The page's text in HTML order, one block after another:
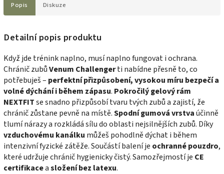
Popis Diskuze
Detailní popis produktu
Když jde trénink naplno, musí naplno fungovat i ochrana.
Chránič zubůVenum Challengerti nabídne přesně to, co
potřebuješ – perfektní přizpůsobení, vysokou míru bezpečí a
volné dýchání i během zápasu. Pokročilý gelový rám
NEXTFITse snadno přizpůsobí tvaru tvých zubů a zajistí, že
chránič zůstane pevně na místě.Spodní gumová vrstvaúčinně
tlumí nárazy a rozkládá sílu do oblasti nejsilnějších zubů. Díky
vzduchovému kanálku můžeš pohodlně dýchat i během
intenzivní fyzické zátěže. Součástí balení je ochranné pouzdro,
které udržuje chránič hygienicky čistý. Samozřejmostí je CE
certifikaceasložení bez latexu.